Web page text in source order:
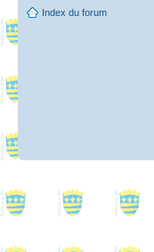
Index du forum